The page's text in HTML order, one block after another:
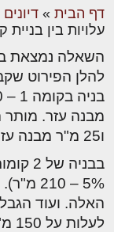
דף הבית » דיונים
עלויות בין
השאלה נמצאת
להלן הפירוט
ו25 מ"ר מבנה עזר.
5% –
האלה. ועוד
לעלות על 150 מ"ר.